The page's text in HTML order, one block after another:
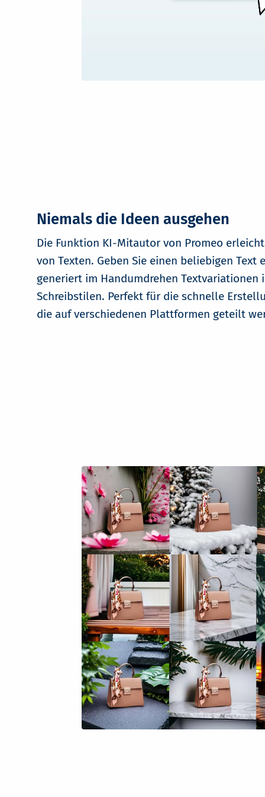
Niemals die Ideen ausgehen
Die Funktion KI-Mitautor von Promeo
von Texten. Geben Sie einen beliebigen
generiert im Handumdrehen Textvariationen
Schreibstilen. Perfekt für die schnelle
die auf verschiedenen Plattformen geteilt